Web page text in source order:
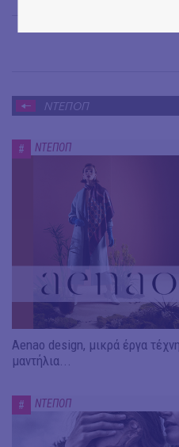
ΝΤΕΠΟΠ
# ΝΤΕΠΟΠ
Aenao design, μικρά έργα
μαντήλια...
# ΝΤΕΠΟΠ